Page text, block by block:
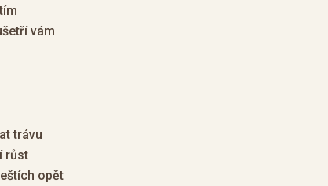
vám
trávu
růst
opět